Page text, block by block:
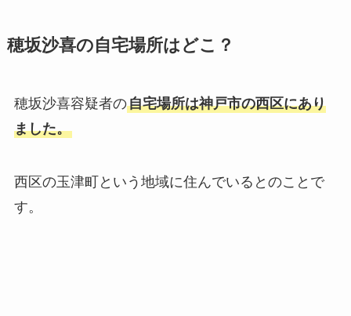
穂坂沙喜の自宅場所はどこ？
穂坂沙喜容疑者の自宅場所は神戸市の西区にあり
ました。
西区の玉津町という地域に住んでいるとのことで
す。